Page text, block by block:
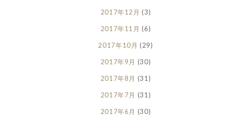
2017年12月 (3)
2017年11月 (6)
2017年10月 (29)
2017年9月 (30)
2017年8月 (31)
2017年7月 (31)
2017年6月 (30)